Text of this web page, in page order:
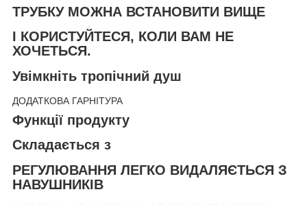
ТРУБКУ МОЖНА ВСТАНОВИТИ ВИЩЕ
І КОРИСТУЙТЕСЯ, КОЛИ ВАМ НЕ
ХОЧЕТЬСЯ.
Увімкніть тропічний душ
ДОДАТКОВА ГАРНІТУРА
Функції продукту
Складається з
РЕГУЛЮВАННЯ ЛЕГКО ВИДАЛЯЄТЬСЯ З
НАВУШНИКІВ